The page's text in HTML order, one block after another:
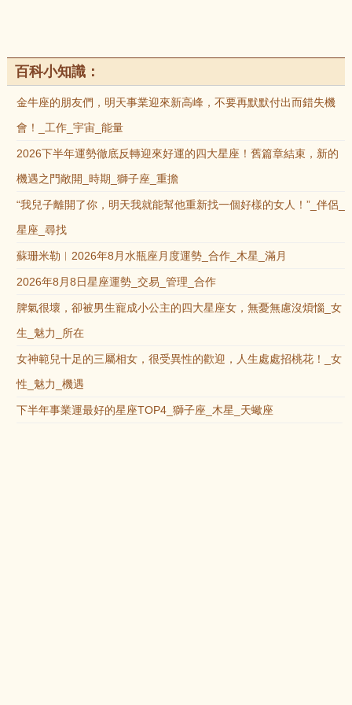
百科小知識：
金牛座的朋友們，明天事業迎來新高峰，不要再默默付出而錯失機
會！_工作_宇宙_能量
2026下半年運勢徹底反轉迎來好運的四大星座！舊篇章結束，新的
機遇之門敞開_時期_獅子座_重擔
“我兒子離開了你，明天我就能幫他重新找一個好樣的女人！”_伴侶_
星座_尋找
蘇珊米勒︱2026年8月水瓶座月度運勢_合作_木星_滿月
2026年8月8日星座運勢_交易_管理_合作
脾氣很壞，卻被男生寵成小公主的四大星座女，無憂無慮沒煩惱_女
生_魅力_所在
女神範兒十足的三屬相女，很受異性的歡迎，人生處處招桃花！_女
性_魅力_機遇
下半年事業運最好的星座TOP4_獅子座_木星_天蠍座